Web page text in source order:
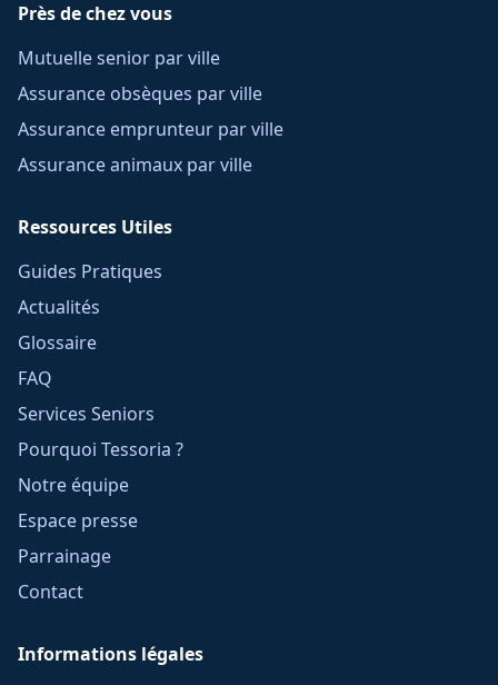
Près de chez vous
Mutuelle senior par ville
Assurance obsèques par ville
Assurance emprunteur par ville
Assurance animaux par ville
Ressources Utiles
Guides Pratiques
Actualités
Glossaire
FAQ
Services Seniors
Pourquoi Tessoria ?
Notre équipe
Espace presse
Parrainage
Contact
Informations légales